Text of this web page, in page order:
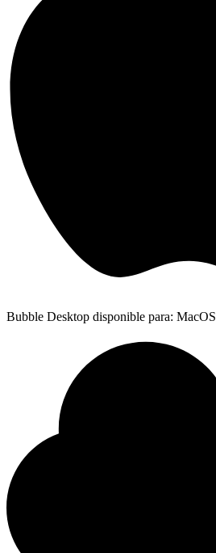
Bubble Desktop disponible para: MacOS